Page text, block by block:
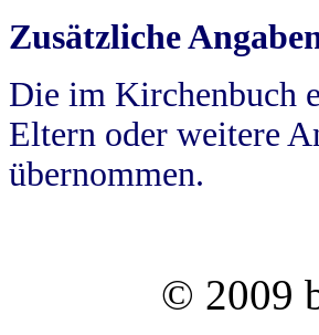
Zusätzliche
Die im Kirchenbuch
Eltern oder weitere
übernommen.
© 2009